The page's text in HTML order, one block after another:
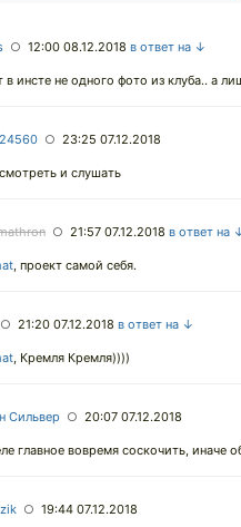
○ 12:00 08.12.2018 в ответ на ↓
в инсте не одного фото из клуба.. а
○ 23:25 07.12.2018
и слушать
○ 21:57 07.12.2018 в ответ на
, проект самой себя.
○ 21:20 07.12.2018 в ответ на ↓
, Кремля Кремля))))
Сильвер ○ 20:07 07.12.2018
главное вовремя соскочить, иначе
○ 19:44 07.12.2018